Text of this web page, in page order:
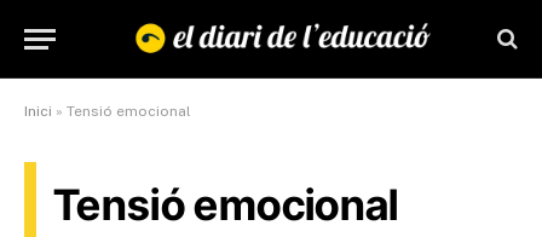
Inici » Tensió emocional
Tensió emocional